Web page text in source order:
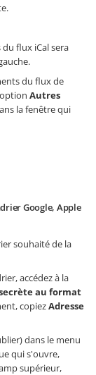
flux iCal sera
du flux de
Autres
la fenêtre qui
Google, Apple
souhaité de la
accédez à la
au format
copiezAdresse
dans le menu
qui s'ouvre,
supérieur,